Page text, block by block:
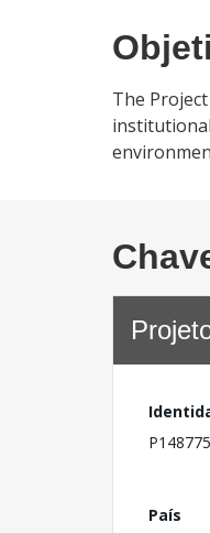
The
P148775
País